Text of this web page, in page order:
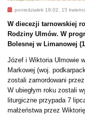
poniedziałek 18:02, 15
W diecezji tarnowskiej
Rodziny Ulmów. W
Bolesnej w Limanowej
Józef i Wiktoria Ulmowie
Markowej (woj.
zostali zamordowani
W ubiegłym roku zostali
liturgiczne przypada 7
małżeństwa przez